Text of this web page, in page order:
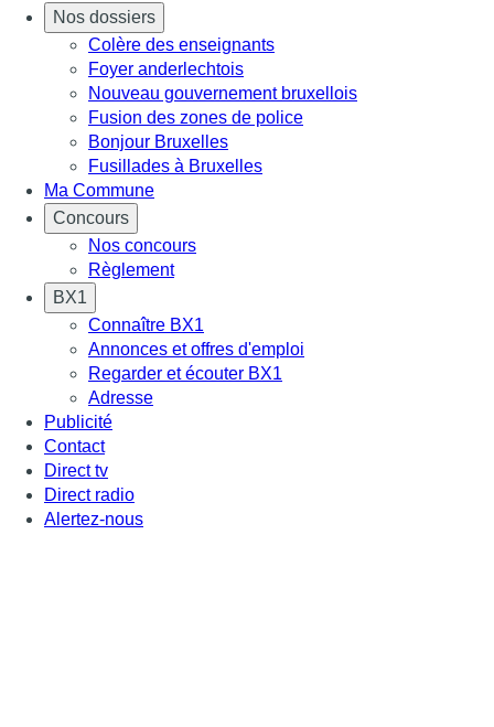
Nos dossiers
Colère des enseignants
Foyer anderlechtois
Nouveau gouvernement bruxellois
Fusion des zones de police
Bonjour Bruxelles
Fusillades à Bruxelles
Ma Commune
Concours
Nos concours
Règlement
BX1
Connaître BX1
Annonces et offres d'emploi
Regarder et écouter BX1
Adresse
Publicité
Contact
Direct tv
Direct radio
Alertez-nous